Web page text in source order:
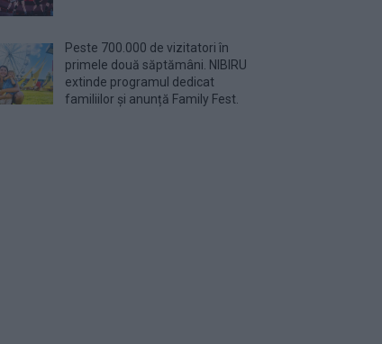
Peste 700.000 de vizitatori în
primele două săptămâni. NIBIRU
extinde programul dedicat
familiilor și anunță Family Fest.